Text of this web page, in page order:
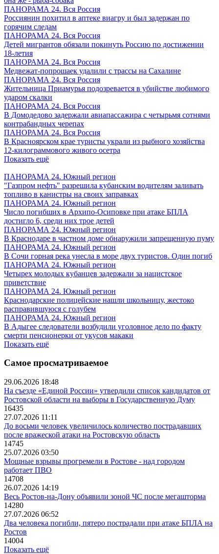
ПАНОРАМА 24. Вся Россия
Россиянин похитил в аптеке виагру и был задержан по
горячим следам
ПАНОРАМА 24. Вся Россия
Детей мигрантов обязали покинуть Россию по достижении
18-летия
ПАНОРАМА 24. Вся Россия
Медвежат-попрошаек удалили с трассы на Сахалине
ПАНОРАМА 24. Вся Россия
Жительница Приамурья подозревается в убийстве любимого
ударом скалки
ПАНОРАМА 24. Вся Россия
В Домодедово задержали авиапассажира с четырьмя сотнями
контрабандных черепах
ПАНОРАМА 24. Вся Россия
В Красноярском крае туристы украли из рыбного хозяйства
12-килограммового живого осетра
Показать ещё
ПАНОРАМА 24. Южный регион
"Газпром нефть" разрешила кубанским водителям заливать
топливо в канистры на своих заправках
ПАНОРАМА 24. Южный регион
Число погибших в Архипо-Осиповке при атаке БПЛА
достигло 6, среди них трое детей
ПАНОРАМА 24. Южный регион
В Краснодаре в частном доме обнаружили запрещенную пуму
ПАНОРАМА 24. Южный регион
В Сочи горная река унесла в море двух туристов. Один погиб
ПАНОРАМА 24. Южный регион
Четырех молодых кубанцев задержали за нацистское
приветствие
ПАНОРАМА 24. Южный регион
Краснодарские полицейские нашли школьницу, жестоко
расправившуюся с голубем
ПАНОРАМА 24. Южный регион
В Адыгее следователи возбудили уголовное дело по факту
смерти пенсионерки от укусов макаки
Показать ещё
Самое просматриваемое
29.06.2026 18:48
На съезде «Единой России» утвердили список кандидатов от
Ростовской области на выборы в Государственную Думу
16435
27.07.2026 11:11
До восьми человек увеличилось количество пострадавших
после вражеской атаки на Ростовскую область
14745
25.07.2026 03:50
Мощные взрывы прогремели в Ростове - над городом
работает ПВО
14708
26.07.2026 14:19
Весь Ростов-на-Дону объявили зоной ЧС после мегашторма
14280
27.07.2026 06:52
Два человека погибли, пятеро пострадали при атаке БПЛА на
Ростов
14004
Показать ещё